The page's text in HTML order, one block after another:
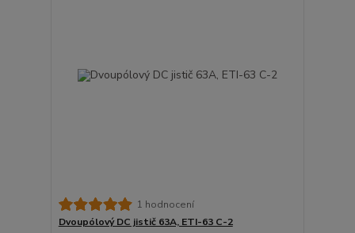
1 hodnocení
Dvoupólový DC jistič 63A, ETI-63 C-2